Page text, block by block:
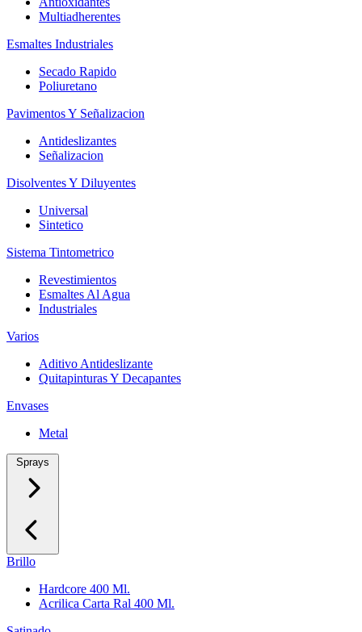
Multiadherentes
Esmaltes Industriales
Secado Rapido
Poliuretano
Pavimentos Y Señalizacion
Antideslizantes
Señalizacion
Disolventes Y Diluyentes
Universal
Sintetico
Sistema Tintometrico
Revestimientos
Esmaltes Al Agua
Industriales
Varios
Aditivo Antideslizante
Quitapinturas Y Decapantes
Envases
Metal
Sprays
Brillo
Hardcore 400 Ml.
Acrilica Carta Ral 400 Ml.